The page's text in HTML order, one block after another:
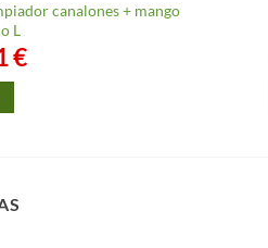
canalones + mango
L
€